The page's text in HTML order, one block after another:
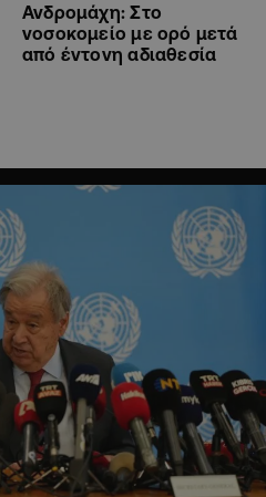
Ανδρομάχη: Στο
νοσοκομείο με ορό μετά
από έντονη αδιαθεσία